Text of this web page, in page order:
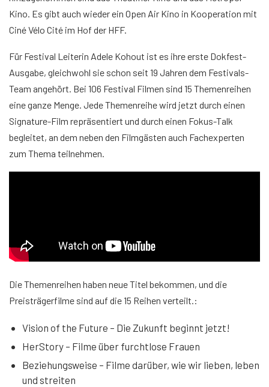
Kino. Es gibt auch wieder ein Open Air Kino in Kooperation mit
Ciné Vélo Cité im Hof der HFF.
Für Festival Leiterin Adele Kohout ist es ihre erste Dokfest-
Ausgabe, gleichwohl sie schon seit 19 Jahren dem Festivals-
Team angehört. Bei 106 Festival Filmen sind 15 Themenreihen
eine ganze Menge. Jede Themenreihe wird jetzt durch einen
Signature-Film repräsentiert und durch einen Fokus-Talk
begleitet, an dem neben den Filmgästen auch Fachexperten
zum Thema teilnehmen.
Die Themenreihen haben neue Titel bekommen, und die
Preisträgerfilme sind auf die 15 Reihen verteilt.:
Vision of the Future – Die Zukunft beginnt jetzt!
HerStory – Filme über furchtlose Frauen
Beziehungsweise – Filme darüber, wie wir lieben, leben
und streiten